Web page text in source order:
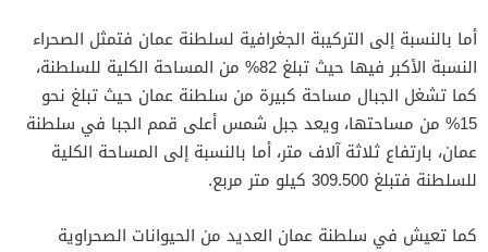
أما بالنسبة إلى التركيبة الجغرافية لسلطنة عمان فتمثل الصحراء
النسبة الأكبر فيها حيث تبلغ 82% من المساحة الكلية للسلطنة،
كما تشغل الجبال مساحة كبيرة من سلطنة عمان حيث تبلغ نحو
15% من مساحتها، ويعد جبل شمس أعلى قمم الجبا في سلطنة
عمان، بارتفاع ثلاثة آلاف متر، أما بالنسبة إلى المساحة الكلية
للسلطنة فتبلغ 309.500 كيلو متر مربع.
كما تعيش في سلطنة عمان العديد من الحيوانات الصحراوية